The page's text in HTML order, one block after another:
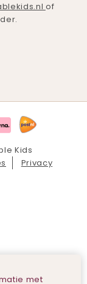
of
Kids
Privacy
met